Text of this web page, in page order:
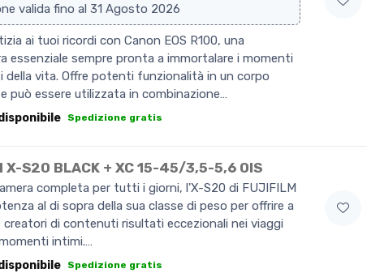
valida fino al 31 Agosto 2026
ai tuoi ricordi con Canon EOS R100, una
essenziale sempre pronta a immortalare i momenti
della vita. Offre potenti funzionalità in un corpo
può essere utilizzata in combinazione…
Spedizione gratis
X-S20 BLACK + XC 15-45/3,5-5,6 OIS
completa per tutti i giorni, l'X-S20 di FUJIFILM
al di sopra della sua classe di peso per offrire a
di contenuti risultati eccezionali nei viaggi
intimi.…
Spedizione gratis